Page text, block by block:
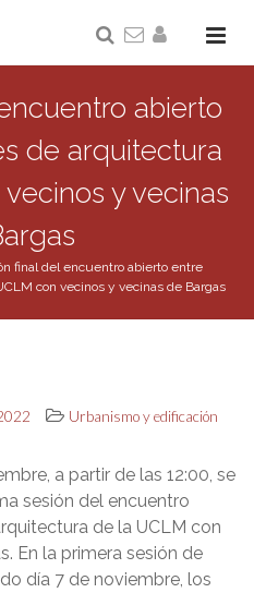
abierto
de arquitectura
y vecinas
final del encuentro abierto entre
con vecinos y vecinas de Bargas
Urbanismo y edificación
a partir de las 12:00, se
sesión del encuentro
de la UCLM con
En la primera sesión de
día 7 de noviembre, los